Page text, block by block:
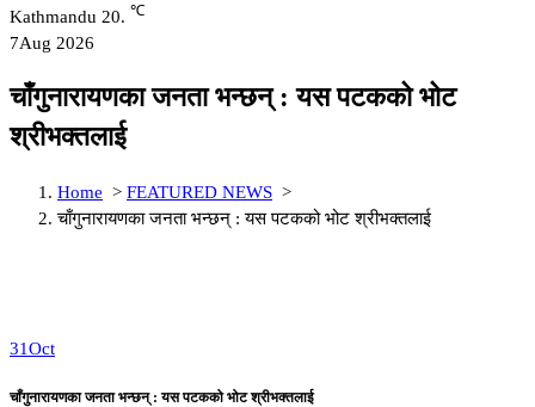
Kathmandu 20. ℃
7Aug 2026
चाँगुनारायणका जनता भन्छन् : यस पटकको भोट
श्रीभक्तलाई
Home > FEATURED NEWS >
चाँगुनारायणका जनता भन्छन् : यस पटकको भोट श्रीभक्तलाई
31Oct
चाँगुनारायणका जनता भन्छन् : यस पटकको भोट श्रीभक्तलाई